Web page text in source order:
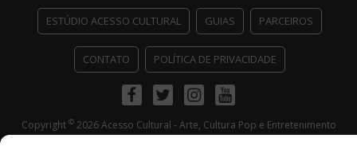
ESTÚDIO ACESSO CULTURAL GUIAS PARCEIROS
CONTATO POLÍTICA DE PRIVACIDADE
FacebookTwitterInstagramYoutube
Copyright ©2026 Acesso Cultural - Arte, Cultura Pop e Entretenimento
Desenvolvido porDel Vieira